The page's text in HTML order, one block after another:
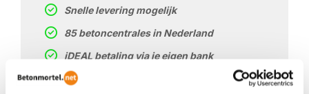
Snelle levering mogelijk
85 betoncentrales in Nederland
iDEAL betaling via je eigen bank
Prijs op basis van uw postcode